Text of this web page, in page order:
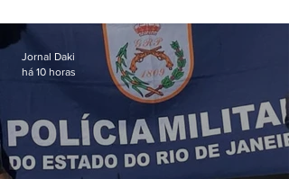
em Vaz Lobo
Jornal Daki
há 10 horas